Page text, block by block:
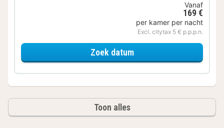
Vanaf
169 €
per kamer per nacht
Excl. citytax 5 € p.p.p.n.
Zoek datumvoor Comfort kamer
Toon alles